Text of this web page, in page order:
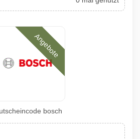
Angebote
bosch